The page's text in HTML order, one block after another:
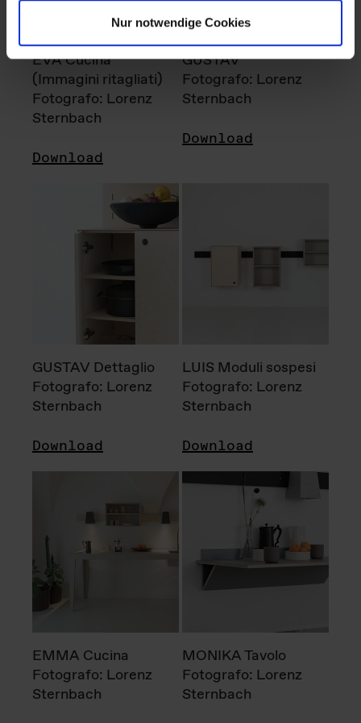
Nur notwendige Cookies
EVA Cucina
(Immagini ritagliati)
Fotografo: Lorenz
Sternbach
Download
GUSTAV
Fotografo: Lorenz
Sternbach
Download
GUSTAV Dettaglio
Fotografo: Lorenz
Sternbach
Download
LUIS Moduli sospesi
Fotografo: Lorenz
Sternbach
Download
EMMA Cucina
Fotografo: Lorenz
Sternbach
MONIKA Tavolo
Fotografo: Lorenz
Sternbach